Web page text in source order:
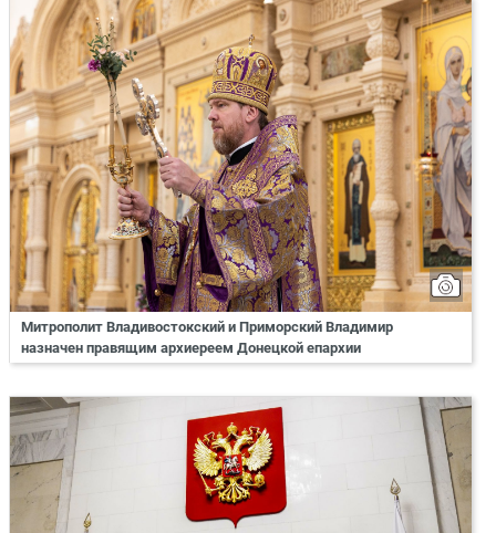
Митрополит Владивостокский и Приморский Владимир
назначен правящим архиереем Донецкой епархии